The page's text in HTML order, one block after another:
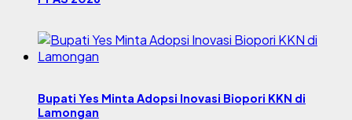
Bupati Yes Minta Adopsi Inovasi Biopori KKN di
Lamongan